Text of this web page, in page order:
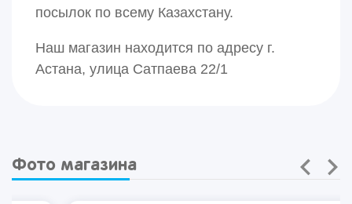
посылок по всему Казахстану.
Наш магазин находится по адресу г.
Астана, улица Сатпаева 22/1
Фото магазина